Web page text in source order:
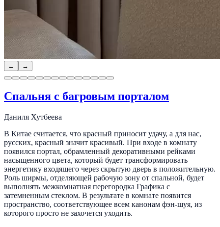
← →
Спальня с багровым порталом
Даниля Хутбеева
В Китае считается, что красный приносит удачу, а для нас,
русских, красный значит красивый. При входе в комнату
появился портал, обрамленный декоративными рейками
насыщенного цвета, который будет трансформировать
энергетику входящего через скрытую дверь в положительную.
Роль ширмы, отделяющей рабочую зону от спальной, будет
выполнять межкомнатная перегородка Графика с
затемненным стеклом. В результате в комнате появится
пространство, соответствующее всем канонам фэн-шуя, из
которого просто не захочется уходить.